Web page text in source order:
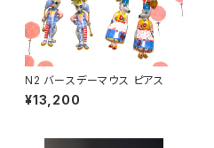
N2 バースデーマウス ピアス
¥13,200